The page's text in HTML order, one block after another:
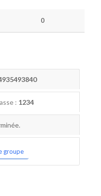
0
: 1234
groupe